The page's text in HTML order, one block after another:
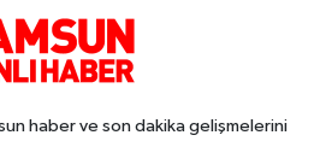
haber ve son dakika gelişmelerini